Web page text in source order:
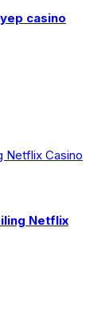
casino
Netflix